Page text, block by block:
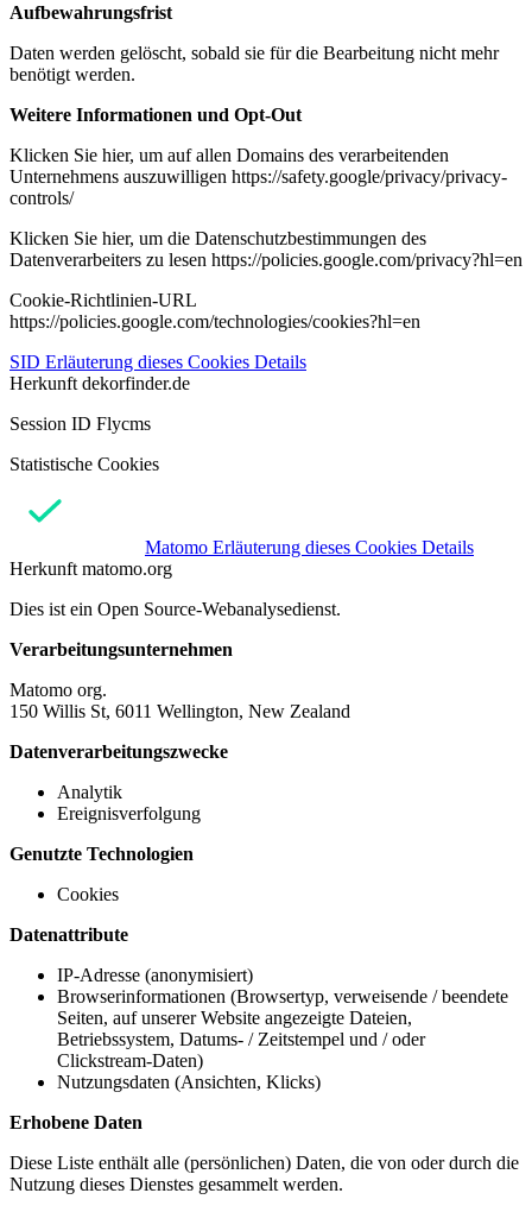
Aufbewahrungsfrist
Daten werden gelöscht, sobald sie für die Bearbeitung nicht mehr
benötigt werden.
Weitere Informationen und Opt-Out
Klicken Sie hier, um auf allen Domains des verarbeitenden
Unternehmens auszuwilligen https://safety.google/privacy/privacy-
controls/
Klicken Sie hier, um die Datenschutzbestimmungen des
Datenverarbeiters zu lesen https://policies.google.com/privacy?hl=en
Cookie-Richtlinien-URL
https://policies.google.com/technologies/cookies?hl=en
SID Erläuterung dieses Cookies Details
Herkunft dekorfinder.de
Session ID Flycms
Statistische Cookies
Matomo Erläuterung dieses Cookies Details
Herkunft matomo.org
Dies ist ein Open Source-Webanalysedienst.
Verarbeitungsunternehmen
Matomo org.
150 Willis St, 6011 Wellington, New Zealand
Datenverarbeitungszwecke
Analytik
Ereignisverfolgung
Genutzte Technologien
Cookies
Datenattribute
IP-Adresse (anonymisiert)
Browserinformationen (Browsertyp, verweisende / beendete
Seiten, auf unserer Website angezeigte Dateien,
Betriebssystem, Datums- / Zeitstempel und / oder
Clickstream-Daten)
Nutzungsdaten (Ansichten, Klicks)
Erhobene Daten
Diese Liste enthält alle (persönlichen) Daten, die von oder durch die
Nutzung dieses Dienstes gesammelt werden.